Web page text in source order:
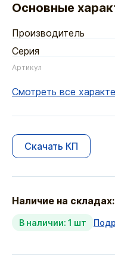
Основные
Производитель
Серия
Артикул
Смотреть все
Скачать КП
Наличие на складах:
В наличии: 1 шт